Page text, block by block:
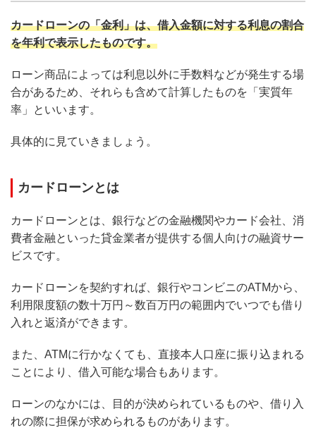
カードローンの「金利」は、借入金額に対する利息の割合
を年利で表示したものです。
ローン商品によっては利息以外に手数料などが発生する場
合があるため、それらも含めて計算したものを「実質年
率」といいます。
具体的に見ていきましょう。
カードローンとは
カードローンとは、銀行などの金融機関やカード会社、消
費者金融といった貸金業者が提供する個人向けの融資サー
ビスです。
カードローンを契約すれば、銀行やコンビニのATMから、
利用限度額の数十万円～数百万円の範囲内でいつでも借り
入れと返済ができます。
また、ATMに行かなくても、直接本人口座に振り込まれる
ことにより、借入可能な場合もあります。
ローンのなかには、目的が決められているものや、借り入
れの際に担保が求められるものがあります。